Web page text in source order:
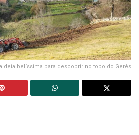
belíssima para descobrir no topo do Gerês